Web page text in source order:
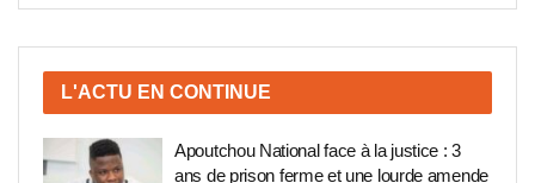
L'ACTU EN CONTINUE
Apoutchou National face à la justice : 3
ans de prison ferme et une lourde amende